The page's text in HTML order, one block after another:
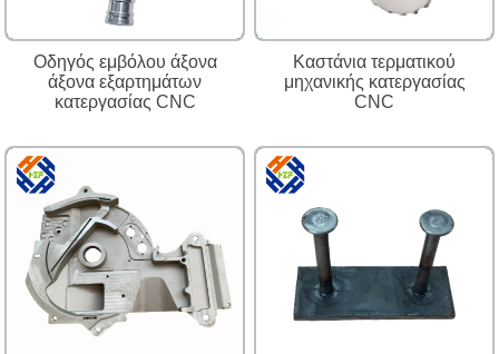
Οδηγός εμβόλου άξονα
άξονα εξαρτημάτων
κατεργασίας CNC
Καστάνια τερματικού
μηχανικής κατεργασίας
CNC